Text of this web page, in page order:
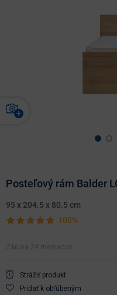
Posteľový rám Balder
95 x 204.5 x 80.5 cm
100%
Záruka 24 mesiacov
Strážiť produkt
Pridať k obľúbeným